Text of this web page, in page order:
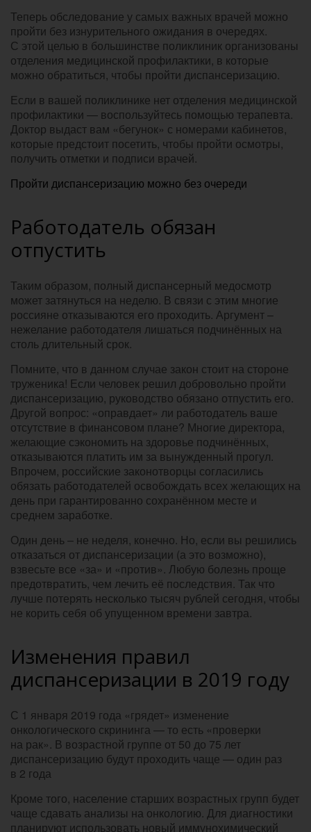
Теперь обследование у самых важных врачей можно
пройти без изнурительного ожидания в очередях.
С этой целью в большинстве поликлиник организованы
отделения медицинской профилактики, в которые
можно обратиться, чтобы пройти диспансеризацию.
Если в вашей поликлинике нет отделения медицинской
профилактики — воспользуйтесь помощью терапевта.
Доктор выдаст вам «бегунок» с номерами кабинетов,
которые предстоит посетить, чтобы пройти осмотры,
получить отметки и подписи врачей.
Пройти диспансеризацию можно без очереди
Работодатель обязан
отпустить
Таким образом, полный диспансерный медосмотр
может затянуться на неделю. В связи с этим многие
россияне отказываются его проходить. Аргумент –
нежелание работодателя лишаться подчинённых на
столь длительный срок.
Помните, что в данном случае закон стоит на стороне
труженика! Если человек решил добровольно пройти
диспансеризацию, руководство обязано отпустить его.
Другой вопрос: «оправдает» ли работодатель ваше
отсутствие в финансовом плане? Многие директора,
желающие сэкономить на здоровье подчинённых,
отказываются платить им за вынужденный прогул.
Впрочем, российские законотворцы согласились
обязать работодателей освобождать всех желающих на
день при гарантированно сохранённом месте и
среднем заработке.
Один день – не неделя, конечно. Но, если вы решились
отказаться от диспансеризации (а это возможно),
взвесьте все «за» и «против». Любую болезнь проще
предотвратить, чем лечить её последствия. Так что
лучше потерять несколько тысяч рублей сегодня, чтобы
не корить себя об упущенном времени завтра.
Изменения правил
диспансеризации в 2019 году
С 1 января 2019 года «грядет» изменение
онкологического скрининга — то есть «проверки
на рак». В возрастной группе от 50 до 75 лет
диспансеризацию будут проходить чаще — один раз
в 2 года
Кроме того, население старших возрастных групп будет
чаще сдавать анализы на онкологию. Для диагностики
планируют использовать новый иммунохимический